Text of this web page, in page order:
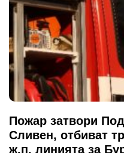
Пожар затвори
Сливен, отбиват
ж.п. линията за